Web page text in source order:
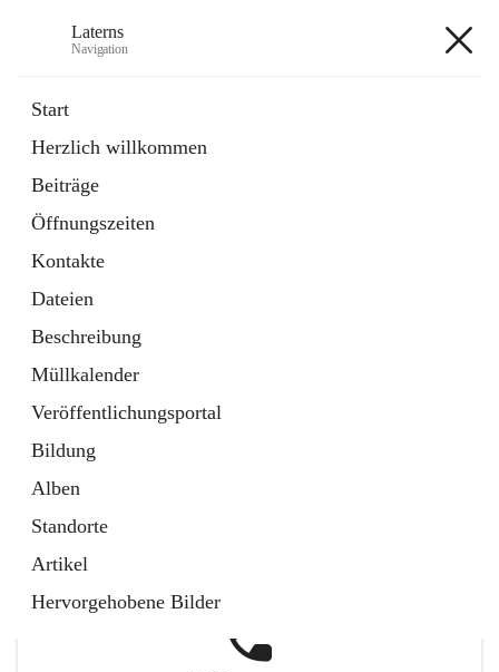
Laterns
Navigation
Start
Herzlich willkommen
Beiträge
Öffnungszeiten
Kontakte
Dateien
Beschreibung
Müllkalender
Veröffentlichungsportal
Bildung
Alben
Standorte
Artikel
Hervorgehobene Bilder
11 Schnellzugriffe
Soziales
1 Schnellzugriff